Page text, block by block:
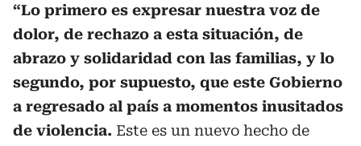
“Lo primero es expresar nuestra voz de
dolor, de rechazo a esta situación, de
abrazo y solidaridad con las familias, y lo
segundo, por supuesto, que este Gobierno
a regresado al país a momentos inusitados
de violencia. Este es un nuevo hecho de